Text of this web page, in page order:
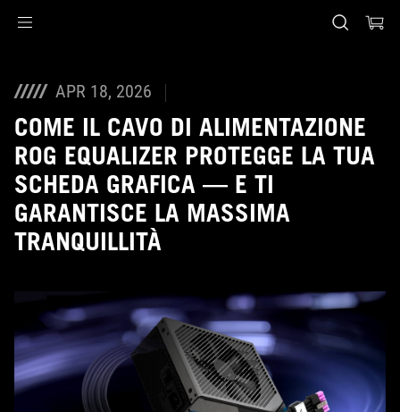
APR 18, 2026
COME IL CAVO DI ALIMENTAZIONE
ROG EQUALIZER PROTEGGE LA TUA
SCHEDA GRAFICA — E TI
GARANTISCE LA MASSIMA
TRANQUILLITÀ